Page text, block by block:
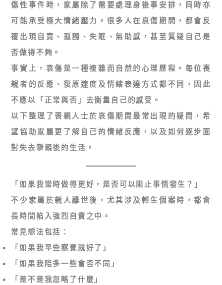
傷性事件時，家屬除了需要處理身後事安排，同時亦
可能承受極大情緒壓力。很多人在哀傷期間，都會反
覆出現自責、孤獨、失眠、無助感，甚至質疑自己是
否做得不夠。
事實上，哀傷是一種複雜而自然的心理歷程。每位喪
親者的反應、復原速度及情緒表達方式都不同，因此
不應以「正常與否」去衡量自己的感受。
以下整理了喪親人士於哀傷期間最常出現的疑問，希
望協助家屬更了解自己的情緒反應，以及如何逐步面
對失去摯親後的生活。
「如果我當時做得更好，是否可以阻止事情發生？」
不少家屬於親人離世後，尤其涉及輕生個案時，都會
長時間陷入強烈自責之中。
常見想法包括：
「如果我早些察覺就好了」
「如果我陪多一些會否不同」
「是不是我忽略了什麼」